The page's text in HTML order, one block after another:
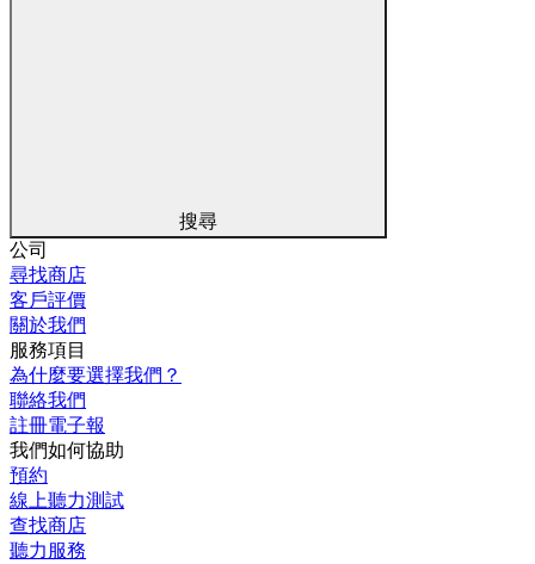
尋找商店
客戶評價
關於我們
服務項目
為什麼要選擇我們？
聯絡我們
註冊電子報
我們如何協助
預約
線上聽力測試
查找商店
聽力服務
部落格